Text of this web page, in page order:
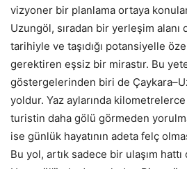
vizyoner bir planlama ortaya
Uzungöl, sıradan bir yerleşim alanı
tarihiyle ve taşıdığı potansiyelle
gerektiren eşsiz bir mirastır. Bu
göstergelerinden biri de
yoldur. Yaz aylarında
turistin daha gölü görmeden
ise günlük hayatının adeta felç
Bu yol, artık sadece bir ulaşım hattı